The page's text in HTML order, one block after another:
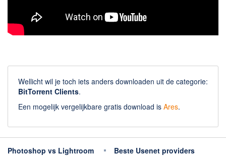
Wellicht wil je toch iets anders downloaden uit de categorie:
BitTorrent Clients.
Een mogelijk vergelijkbare gratis download is Ares.
Photoshop vs Lightroom Beste Usenet providers